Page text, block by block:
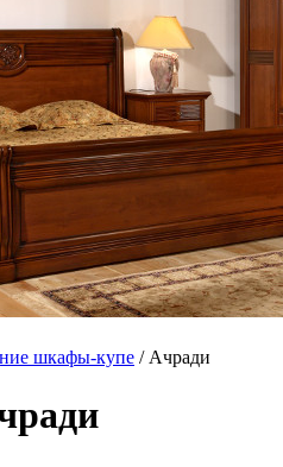
шкафы-купе / Ачради